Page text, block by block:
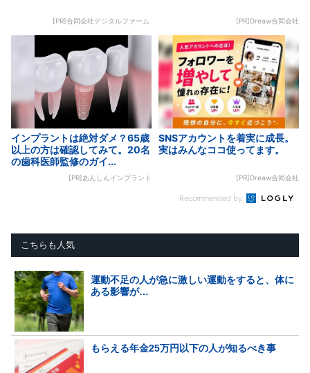
[PR]合同会社デジタルファーム [PR]Dreaw合同会社
インプラントは絶対ダメ？65歳
以上の方は確認してみて。20名
の歯科医師監修のガイ...
[PR]あんしんインプラント
SNSアカウントを着実に成長。
実はみんなココ使ってます。
[PR]Dreaw合同会社
Recommended by
こちらも人気
運動不足の人が急に激しい運動をすると、体に
ある影響が…
もらえる年金25万円以下の人が知るべき事